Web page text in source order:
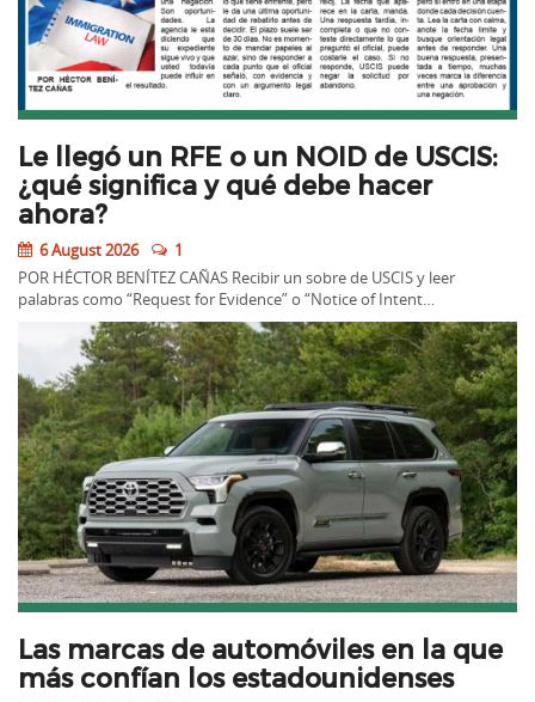
Le llegó un RFE o un NOID de USCIS:
¿qué significa y qué debe hacer
ahora?
6 August 2026
1
POR HÉCTOR BENÍTEZ CAÑAS Recibir un sobre de USCIS y leer
palabras como “Request for Evidence” o “Notice of Intent…
Las marcas de automóviles en la que
más confían los estadounidenses